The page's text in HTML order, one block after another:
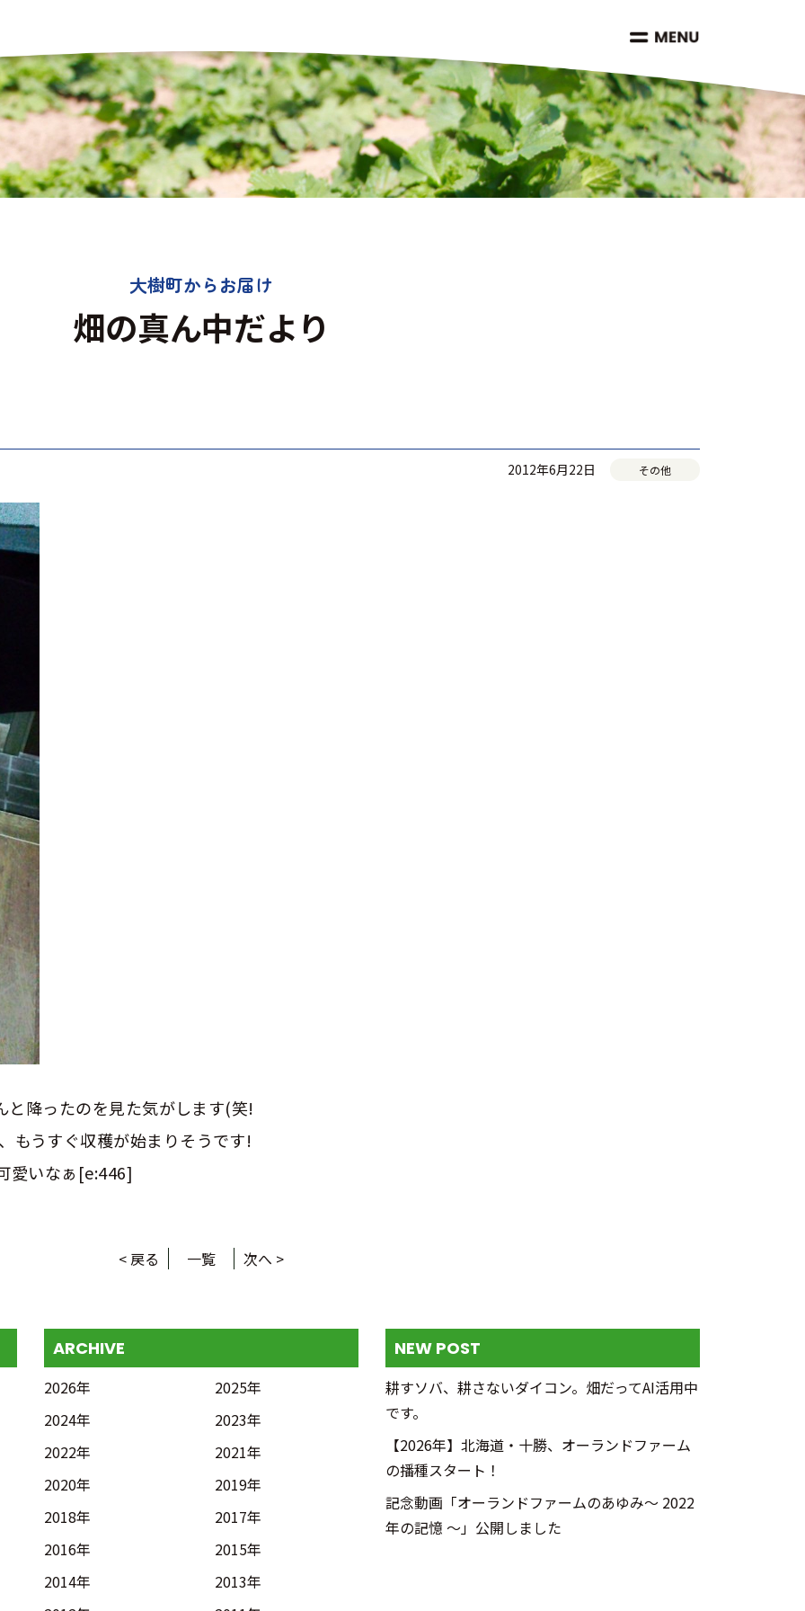
大樹町からお届け
畑の真ん中だより
2012年6月22日 その他
と降ったのを見た気がします(笑!
もうすぐ収穫が始まりそうです!
愛いなぁ[e:446]
< 戻る 一覧 次へ >
ARCHIVE
2026年
2025年
2024年
2023年
2022年
2021年
2020年
2019年
2018年
2017年
2016年
2015年
2014年
2013年
NEW POST
耕すソバ、耕さないダイコン。畑だってAI活用中
です。
【2026年】北海道・十勝、オーランドファーム
の播種スタート！
記念動画「オーランドファームのあゆみ～ 2022
年の記憶 ～」公開しました